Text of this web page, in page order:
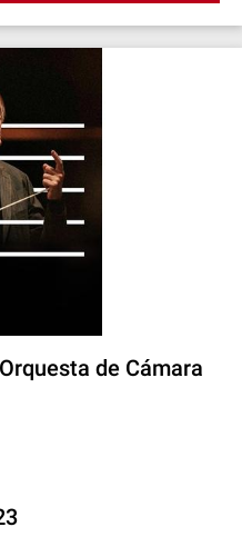
de Cámara